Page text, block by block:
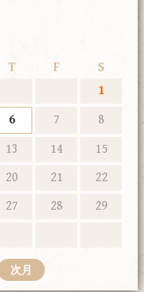
T F
S
1
6 7
8
13 14
15
20 21
22
27 28
29
次月